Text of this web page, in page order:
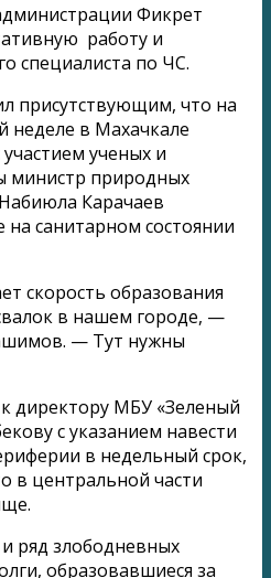
Фикрет
работу и
специалиста по ЧС.
присутствующим, что на
в Махачкале
ученых и
министр природных
Карачаев
санитарном состоянии
скорость образования
в нашем городе, —
— Тут нужны
директору МБУ «Зеленый
с указанием навести
в недельный срок,
в центральной части
ряд злободневных
образовавшиеся за